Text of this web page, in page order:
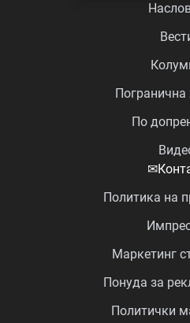
Погранична
По
✉
Политика на
Маркетинг
Понуда за
Политички